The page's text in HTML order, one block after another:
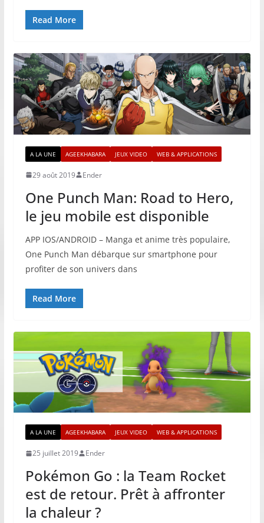
Read More
A LA UNE AGEEKHABARA JEUX VIDEO WEB & APPLICATIONS
29 août 2019 Ender
One Punch Man: Road to Hero,
le jeu mobile est disponible
APP IOS/ANDROID – Manga et anime très populaire,
One Punch Man débarque sur smartphone pour
profiter de son univers dans
Read More
A LA UNE AGEEKHABARA JEUX VIDEO WEB & APPLICATIONS
25 juillet 2019 Ender
Pokémon Go : la Team Rocket
est de retour. Prêt à affronter
la chaleur ?